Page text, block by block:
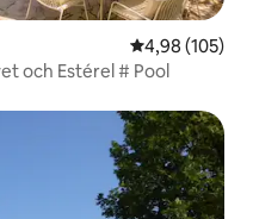
4,98 av 5 i
4,98 (105)
och Estérel # Pool